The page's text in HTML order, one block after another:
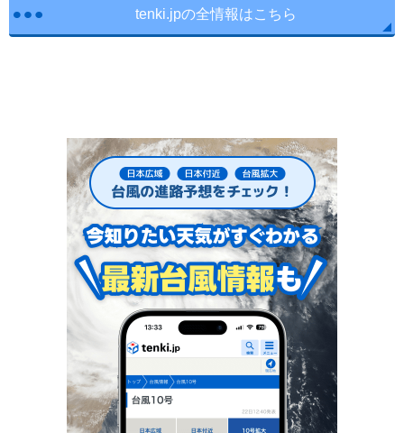
tenki.jpの全情報はこちら